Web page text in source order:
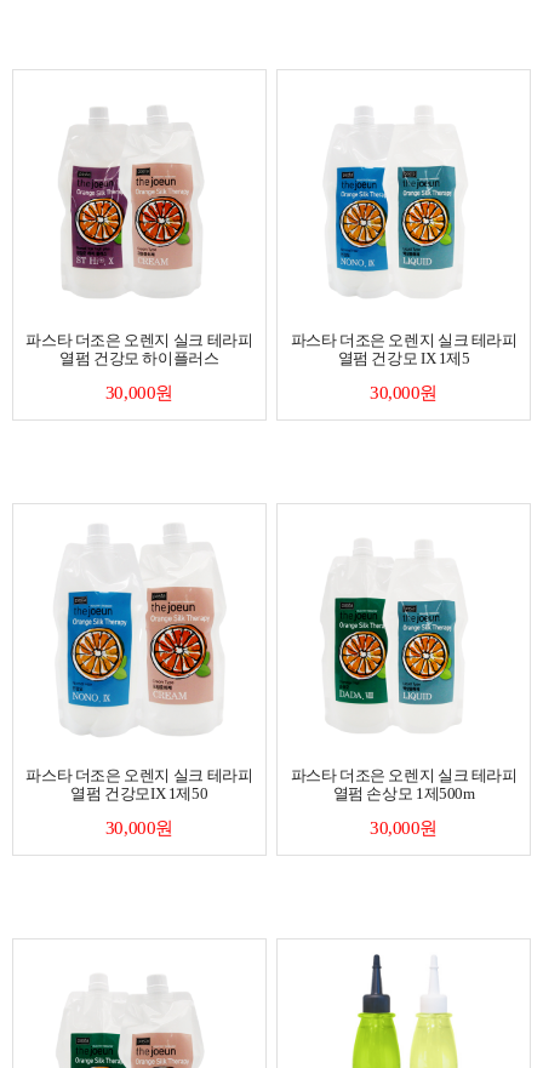
파스타 더조은 오렌지 실크 테라피
열펌 건강모 하이플러스
30,000원
파스타 더조은 오렌지 실크 테라피
열펌 건강모 IX 1제5
30,000원
파스타 더조은 오렌지 실크 테라피
열펌 건강모IX 1제50
30,000원
파스타 더조은 오렌지 실크 테라피
열펌 손상모 1제500m
30,000원